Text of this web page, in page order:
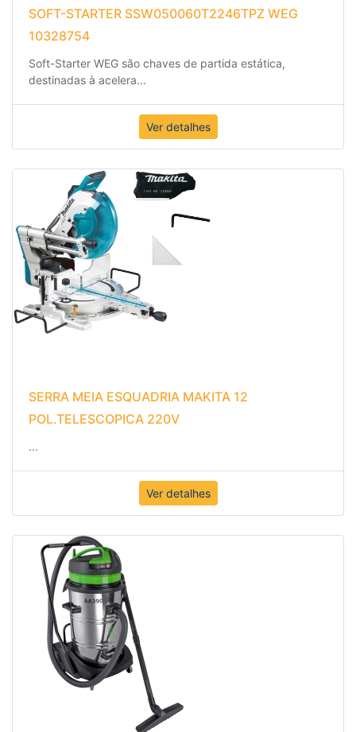
SOFT-STARTER SSW050060T2246TPZ WEG
10328754
Soft-Starter WEG são chaves de partida estática,
destinadas à acelera
Ver detalhes
SERRA MEIA ESQUADRIA MAKITA 12
POL.TELESCOPICA 220V
Ver detalhes